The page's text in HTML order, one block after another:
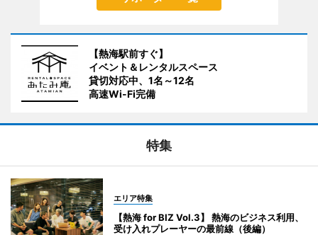
【熱海駅前すぐ】
イベント＆レンタルスペース
貸切対応中、1名～12名
高速Wi-Fi完備
特集
エリア特集
【熱海 for BIZ Vol.3】 熱海のビジネス利用、
受け入れプレーヤーの最前線（後編）